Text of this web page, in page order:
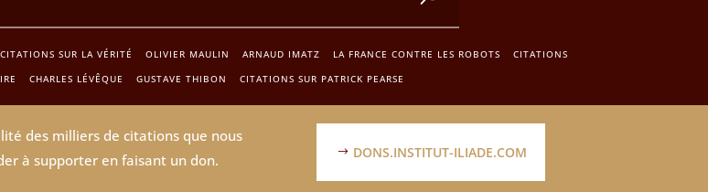
CITATIONS SUR LA VÉRITÉ OLIVIER MAULIN ARNAUD IMATZ LA FRANCE CONTRE LES ROBOTS
CITATIONS
CHARLES LÉVÊQUE GUSTAVE THIBON CITATIONS SUR PATRICK PEARSE
des milliers de citations que nous
à supporter en faisant un don.
DONS.INSTITUT-ILIADE.COM